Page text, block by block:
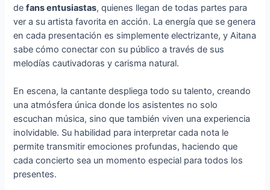
defans entusiastas, quienes llegan de todas partes para
ver a su artista favorita en acción. La energía que se genera
en cada presentación es simplemente electrizante, y Aitana
sabe cómo conectar con su público a través de sus
melodías cautivadoras y carisma natural.
En escena, la cantante despliega todo su talento, creando
una atmósfera única donde los asistentes no solo
escuchan música, sino que también viven una experiencia
inolvidable. Su habilidad para interpretar cada nota le
permite transmitir emociones profundas, haciendo que
cada concierto sea un momento especial para todos los
presentes.